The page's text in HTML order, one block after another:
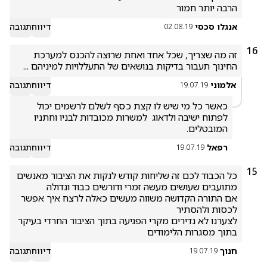
הרבה יותר חמור
אנגלו סכסי 02.08.19 דיווחתגובה
16
החינוך תעבור בדיקות בנושאים של התעללויות למיניהם ...
אלמוני 19.07.19 דיווחתגובה
המובטלים.
רפאל 19.07.19 דיווחתגובה
15
בתוך מסגרות הלימודים
חנוך 19.07.19 דיווחתגובה